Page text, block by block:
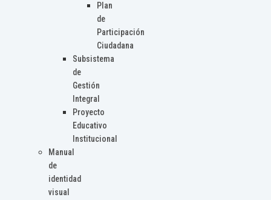
Plan
de
Participación
Ciudadana
Subsistema
de
Gestión
Integral
Proyecto
Educativo
Institucional
Manual
de
identidad
visual